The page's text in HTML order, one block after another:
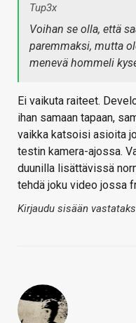
Tup3x
Voihan se olla, että
paremmaksi, mutta
menevä hommeli
Ei vaikuta raiteet.
ihan samaan tapaan,
vaikka katsoisi asioita
testin kamera-ajossa.
duunilla lisättävissä
tehdä joku video jossa
Kirjaudu sisään